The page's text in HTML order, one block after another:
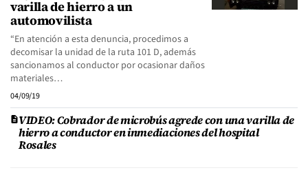
varilla de hierro a un
automovilista
“En atención a esta denuncia, procedimos a
decomisar la unidad de la ruta 101 D, además
sancionamos al conductor por ocasionar daños
materiales…
04/09/19
VIDEO: Cobrador de microbús agrede con una varilla de
hierro a conductor en inmediaciones del hospital
Rosales